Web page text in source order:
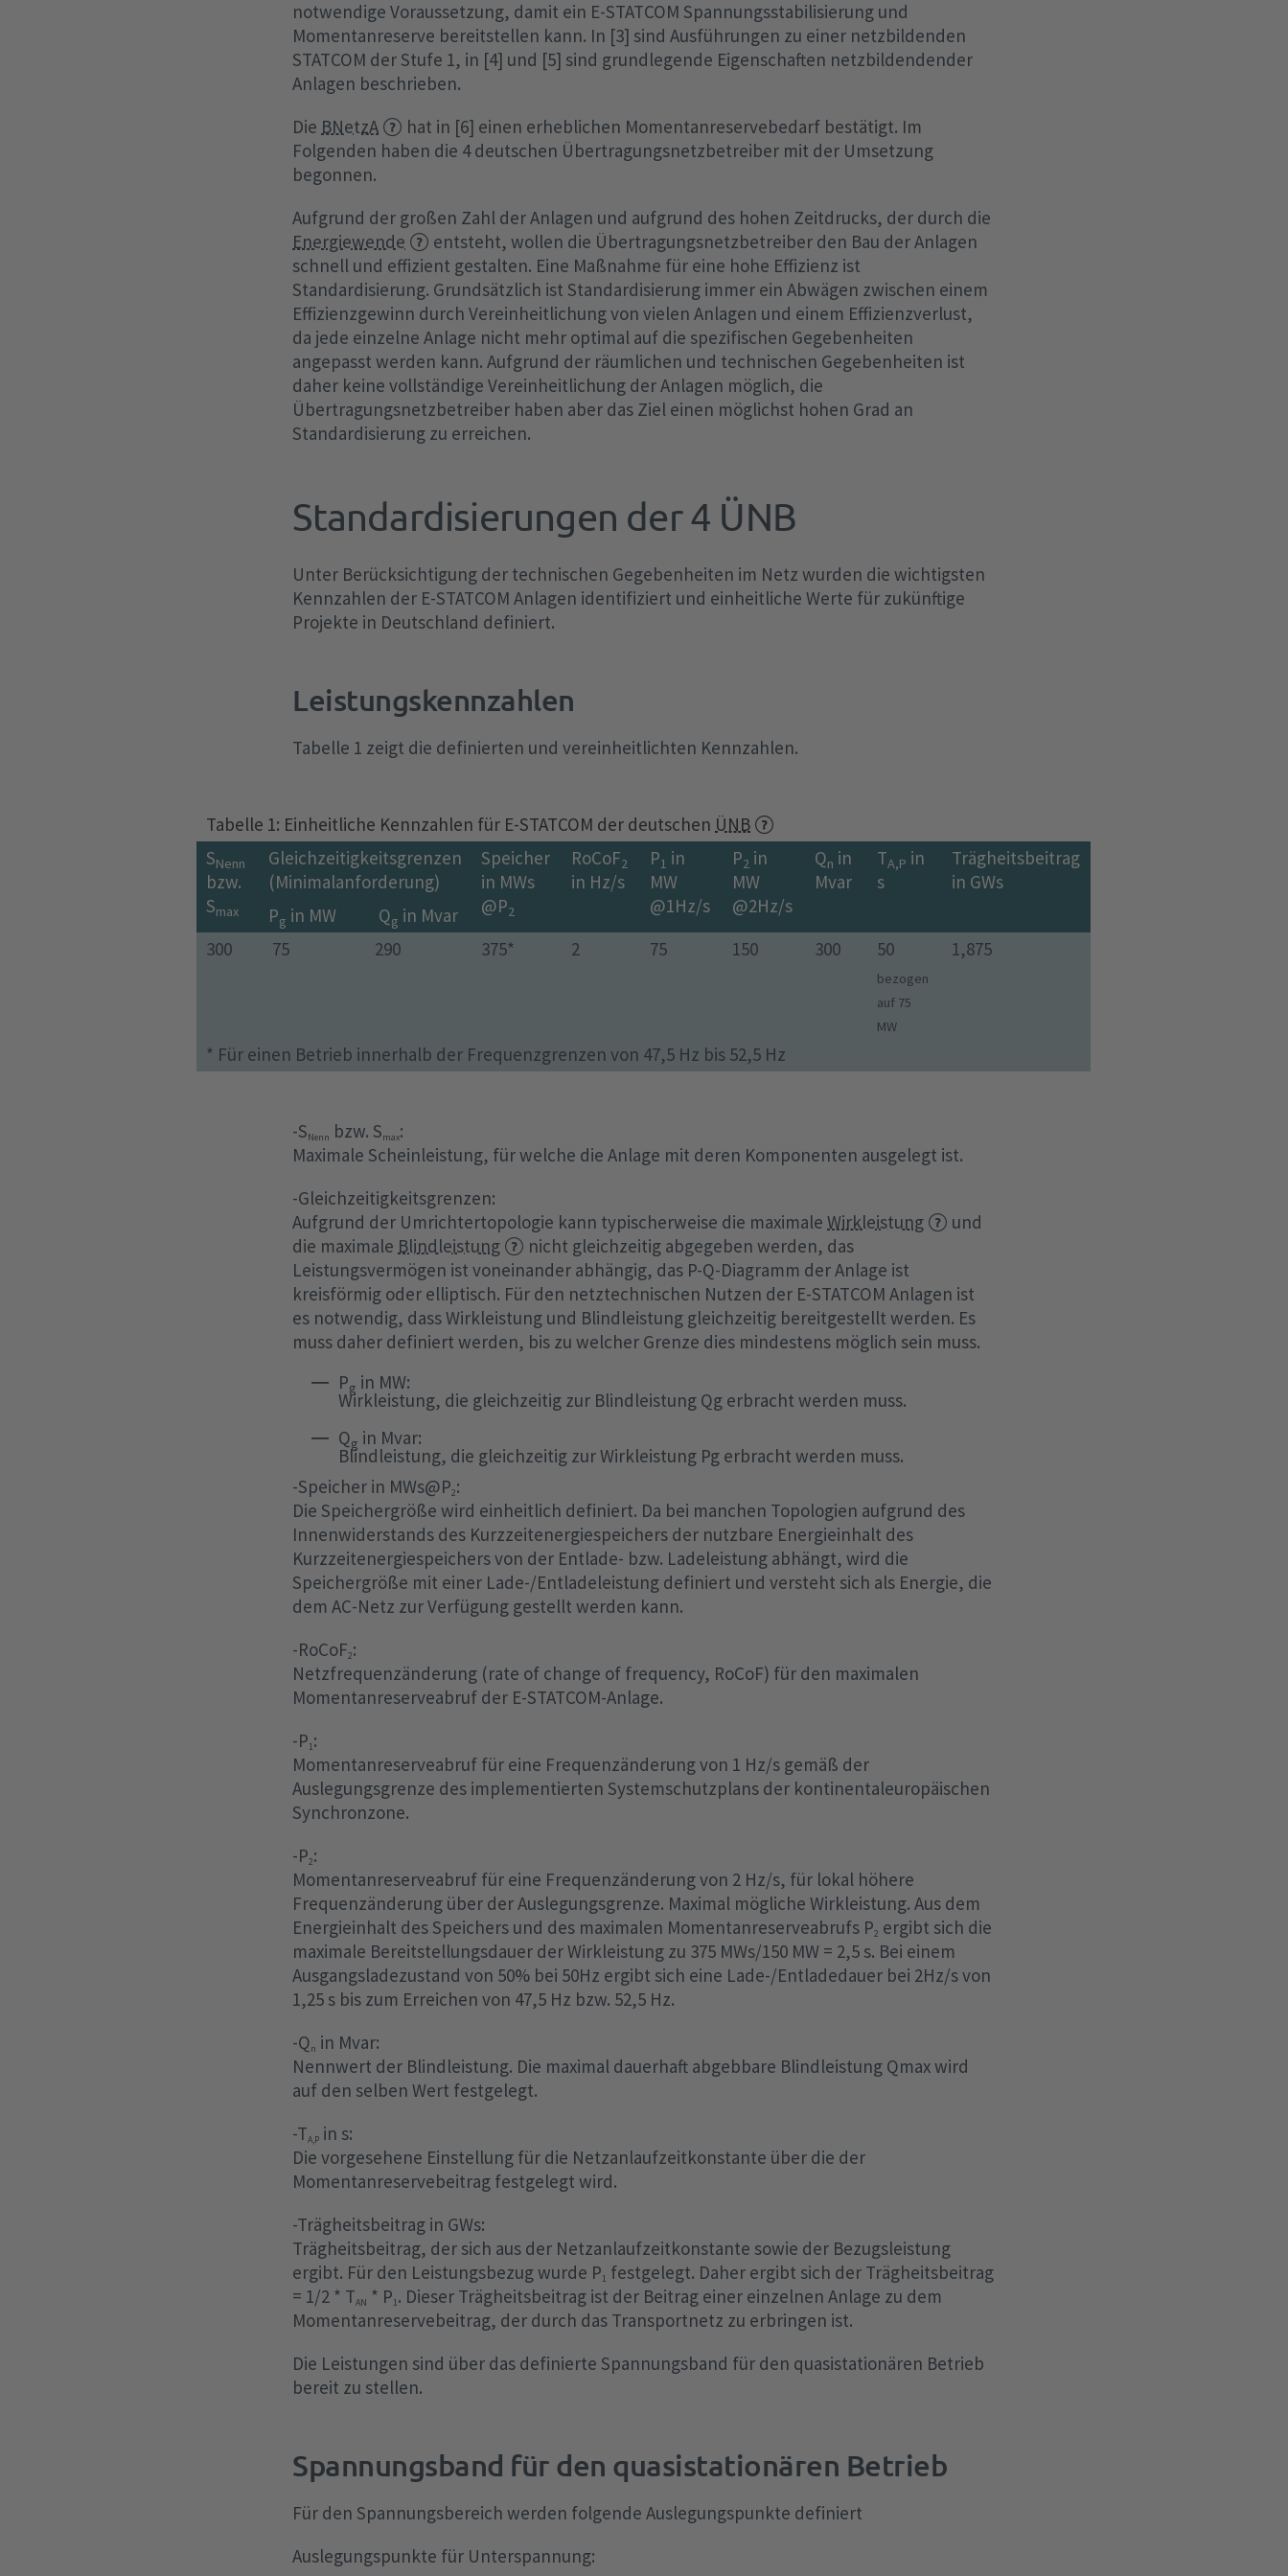
notwendige Voraussetzung, damit ein E-STATCOM Spannungsstabilisierung und
Momentanreserve bereitstellen kann. In [3] sind Ausführungen zu einer netzbildenden
STATCOM der Stufe 1, in [4] und [5] sind grundlegende Eigenschaften netzbildendender
Anlagen beschrieben.
Die BNetzA
hat in [6] einen erheblichen Momentanreservebedarf bestätigt. Im
Folgenden haben die 4 deutschen Übertragungsnetzbetreiber mit der Umsetzung
begonnen.
Aufgrund der großen Zahl der Anlagen und aufgrund des hohen Zeitdrucks, der durch die
Energiewende
entsteht, wollen die Übertragungsnetzbetreiber den Bau der Anlagen
schnell und effizient gestalten. Eine Maßnahme für eine hohe Effizienz ist
Standardisierung. Grundsätzlich ist Standardisierung immer ein Abwägen zwischen einem
Effizienzgewinn durch Vereinheitlichung von vielen Anlagen und einem Effizienzverlust,
da jede einzelne Anlage nicht mehr optimal auf die spezifischen Gegebenheiten
angepasst werden kann. Aufgrund der räumlichen und technischen Gegebenheiten ist
daher keine vollständige Vereinheitlichung der Anlagen möglich, die
Übertragungsnetzbetreiber haben aber das Ziel einen möglichst hohen Grad an
Standardisierung zu erreichen.
Standardisierungen der 4 ÜNB
Unter Berücksichtigung der technischen Gegebenheiten im Netz wurden die wichtigsten
Kennzahlen der E-STATCOM Anlagen identifiziert und einheitliche Werte für zukünftige
Projekte in Deutschland definiert.
Leistungskennzahlen
Tabelle 1 zeigt die definierten und vereinheitlichten Kennzahlen.
Tabelle 1: Einheitliche Kennzahlen für E-STATCOM der deutschen ÜNB
SNenn
bzw.
Smax
Gleichzeitigkeitsgrenzen
(Minimalanforderung)
Speicher
in MWs
@P2
RoCoF2
in Hz/s
P1 in
MW
@1Hz/s
P2 in
MW
@2Hz/s
Qn in
Mvar
TA,P in
s
Trägheitsbeitrag
in GWs
Pg in MW Qg in Mvar
300
75 290 375* 2 75 150 300 50
bezogen
auf 75
MW
1,875
* Für einen Betrieb innerhalb der Frequenzgrenzen von 47,5 Hz bis 52,5 Hz
-SNenn bzw. Smax:
Maximale Scheinleistung, für welche die Anlage mit deren Komponenten ausgelegt ist.
-Gleichzeitigkeitsgrenzen:
Aufgrund der Umrichtertopologie kann typischerweise die maximaleWirkleistung
und
die maximale Blindleistung
nicht gleichzeitig abgegeben werden, das
Leistungsvermögen ist voneinander abhängig, das P-Q-Diagramm der Anlage ist
kreisförmig oder elliptisch. Für den netztechnischen Nutzen der E-STATCOM Anlagen ist
es notwendig, dass Wirkleistung und Blindleistung gleichzeitig bereitgestellt werden. Es
muss daher definiert werden, bis zu welcher Grenze dies mindestens möglich sein muss.
Pg in MW:
Wirkleistung, die gleichzeitig zur Blindleistung Qg erbracht werden muss.
Qg in Mvar:
Blindleistung, die gleichzeitig zur Wirkleistung Pg erbracht werden muss.
-Speicher in MWs@P2:
Die Speichergröße wird einheitlich definiert. Da bei manchen Topologien aufgrund des
Innenwiderstands des Kurzzeitenergiespeichers der nutzbare Energieinhalt des
Kurzzeitenergiespeichers von der Entlade- bzw. Ladeleistung abhängt, wird die
Speichergröße mit einer Lade-/Entladeleistung definiert und versteht sich als Energie, die
dem AC-Netz zur Verfügung gestellt werden kann.
-RoCoF2:
Netzfrequenzänderung (rate of change of frequency, RoCoF) für den maximalen
Momentanreserveabruf der E-STATCOM-Anlage.
-P1 :
Momentanreserveabruf für eine Frequenzänderung von 1 Hz/s gemäß der
Auslegungsgrenze des implementierten Systemschutzplans der kontinentaleuropäischen
Synchronzone.
-P2:
Momentanreserveabruf für eine Frequenzänderung von 2 Hz/s, für lokal höhere
Frequenzänderung über der Auslegungsgrenze. Maximal mögliche Wirkleistung. Aus dem
Energieinhalt des Speichers und des maximalen Momentanreserveabrufs P2 ergibt sich die
maximale Bereitstellungsdauer der Wirkleistung zu 375 MWs/150 MW = 2,5 s. Bei einem
Ausgangsladezustand von 50% bei 50Hz ergibt sich eine Lade-/Entladedauer bei 2Hz/s von
1,25 s bis zum Erreichen von 47,5 Hz bzw. 52,5 Hz.
-Qn in Mvar:
Nennwert der Blindleistung. Die maximal dauerhaft abgebbare Blindleistung Qmax wird
auf den selben Wert festgelegt.
-TA,P in s:
Die vorgesehene Einstellung für die Netzanlaufzeitkonstante über die der
Momentanreservebeitrag festgelegt wird.
-Trägheitsbeitrag in GWs:
Trägheitsbeitrag, der sich aus der Netzanlaufzeitkonstante sowie der Bezugsleistung
ergibt. Für den Leistungsbezug wurde P1 festgelegt. Daher ergibt sich der Trägheitsbeitrag
= 1/2 * TAN * P1 . Dieser Trägheitsbeitrag ist der Beitrag einer einzelnen Anlage zu dem
Momentanreservebeitrag, der durch das Transportnetz zu erbringen ist.
Die Leistungen sind über das definierte Spannungsband für den quasistationären Betrieb
bereit zu stellen.
Spannungsband für den quasistationären Betrieb
Für den Spannungsbereich werden folgende Auslegungspunkte definiert
Auslegungspunkte für Unterspannung: